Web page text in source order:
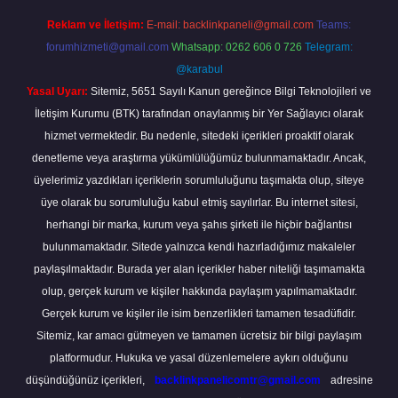
Reklam ve İletişim: E-mail: backlinkpaneli@gmail.com Teams:
forumhizmeti@gmail.com Whatsapp: 0262 606 0 726 Telegram:
@karabul
Yasal Uyarı: Sitemiz, 5651 Sayılı Kanun gereğince Bilgi Teknolojileri ve
İletişim Kurumu (BTK) tarafından onaylanmış bir Yer Sağlayıcı olarak
hizmet vermektedir. Bu nedenle, sitedeki içerikleri proaktif olarak
denetleme veya araştırma yükümlülüğümüz bulunmamaktadır. Ancak,
üyelerimiz yazdıkları içeriklerin sorumluluğunu taşımakta olup, siteye
üye olarak bu sorumluluğu kabul etmiş sayılırlar. Bu internet sitesi,
herhangi bir marka, kurum veya şahıs şirketi ile hiçbir bağlantısı
bulunmamaktadır. Sitede yalnızca kendi hazırladığımız makaleler
paylaşılmaktadır. Burada yer alan içerikler haber niteliği taşımamakta
olup, gerçek kurum ve kişiler hakkında paylaşım yapılmamaktadır.
Gerçek kurum ve kişiler ile isim benzerlikleri tamamen tesadüfidir.
Sitemiz, kar amacı gütmeyen ve tamamen ücretsiz bir bilgi paylaşım
platformudur. Hukuka ve yasal düzenlemelere aykırı olduğunu
düşündüğünüz içerikleri,
backlinkpanelicomtr@gmail.com
adresine